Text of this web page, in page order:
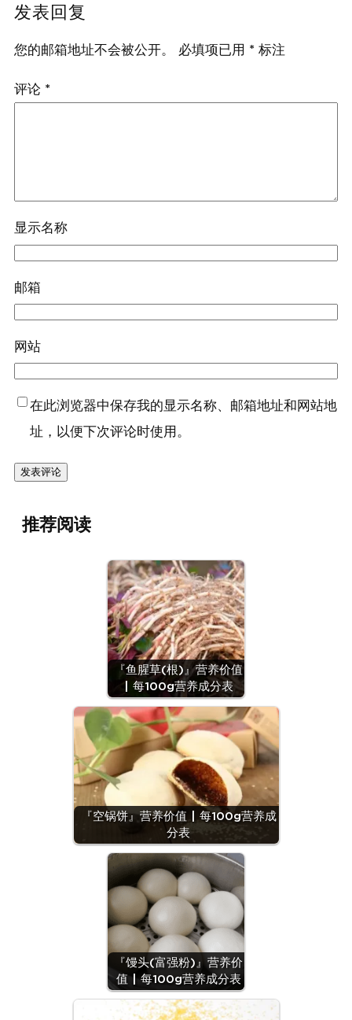
发表回复
您的邮箱地址不会被公开。 必填项已用 * 标注
评论 *
显示名称
邮箱
网站
在此浏览器中保存我的显示名称、邮箱地址和网站地
址，以便下次评论时使用。
推荐阅读
『鱼腥草(根)』营养价值
| 每100g营养成分表
『空锅饼』营养价值 | 每100g营养成
分表
『馒头(富强粉)』营养价
值 | 每100g营养成分表